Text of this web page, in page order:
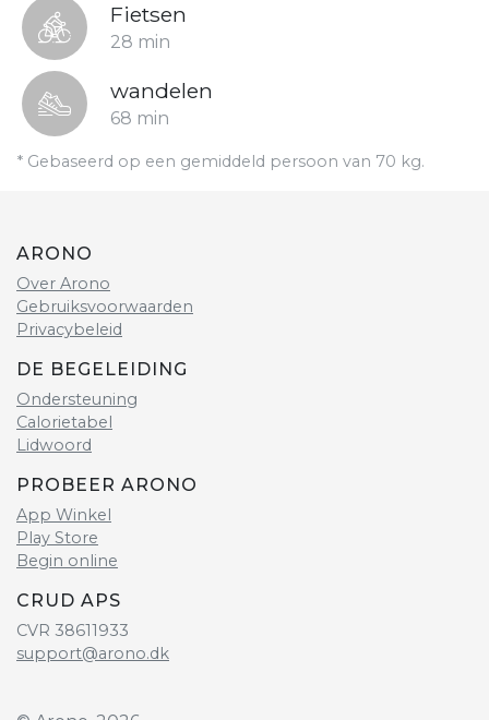
Fietsen
28 min
wandelen
68 min
* Gebaseerd op een gemiddeld persoon van 70 kg.
ARONO
Over Arono
Gebruiksvoorwaarden
Privacybeleid
DE BEGELEIDING
Ondersteuning
Calorietabel
Lidwoord
PROBEER ARONO
App Winkel
Play Store
Begin online
CRUD APS
CVR 38611933
support@arono.dk